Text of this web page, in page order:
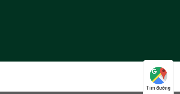
Tìm đường